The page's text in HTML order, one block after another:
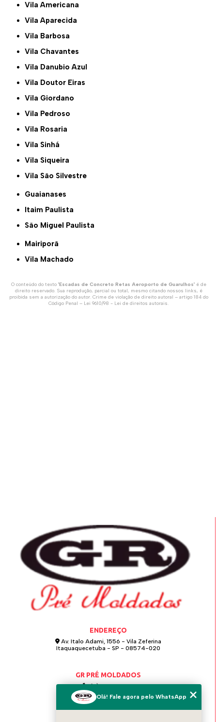
Vila Americana
Vila Aparecida
Vila Barbosa
Vila Chavantes
Vila Danubio Azul
Vila Doutor Eiras
Vila Giordano
Vila Pedroso
Vila Rosaria
Vila Sinhá
Vila Siqueira
Vila São Silvestre
Guaianases
Itaim Paulista
São Miguel Paulista
Mairiporã
Vila Machado
O conteúdo do texto "Escadas de Concreto Retas Aeroporto de Guarulhos" é de
direito reservado. Sua reprodução, parcial ou total, mesmo citando nossos links, é
proibida sem a autorização do autor. Crime de violação de direito autoral – artigo 184 do
Código Penal – Lei 9610/98 - Lei de direitos autorais.
ENDEREÇO
Av. Italo Adami, 1556 - Vila Zeferina
Itaquaquecetuba - SP - 08574-020
GR PRÉ MOLDADOS
(11) 4642-0021
(11) 97124-6115
Olá! Fale agora pelo WhatsApp